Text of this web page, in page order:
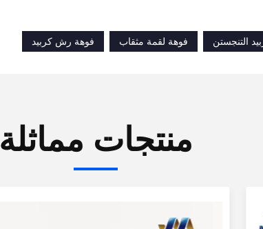
التنجستن
فوهة لقمة مثقاب فوهة رش كربيد
منتجات مماثلة